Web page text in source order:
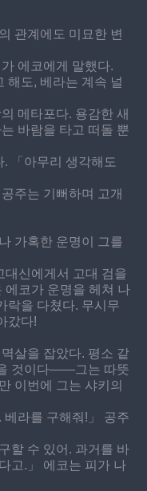
관계에도 미묘한 변
에코에게 말했다.
해도, 베라는 계속 널
메타포다. 용감한 새
바람을 타고 떠돌 뿐
「아무리 생각해도
주는 기뻐하며 고개
가혹한 운명이 그를
대신에게서 고대 검을
에코가 운명을 헤쳐 나
을 다쳤다. 무시무
갔다!
살을 잡았다. 평소 같
것이다——그는 따뜻
이번에 그는 샤키의
베라를 구해줘!」 공주
할 수 있어. 과거를 바
고.」 에코는 피가 나